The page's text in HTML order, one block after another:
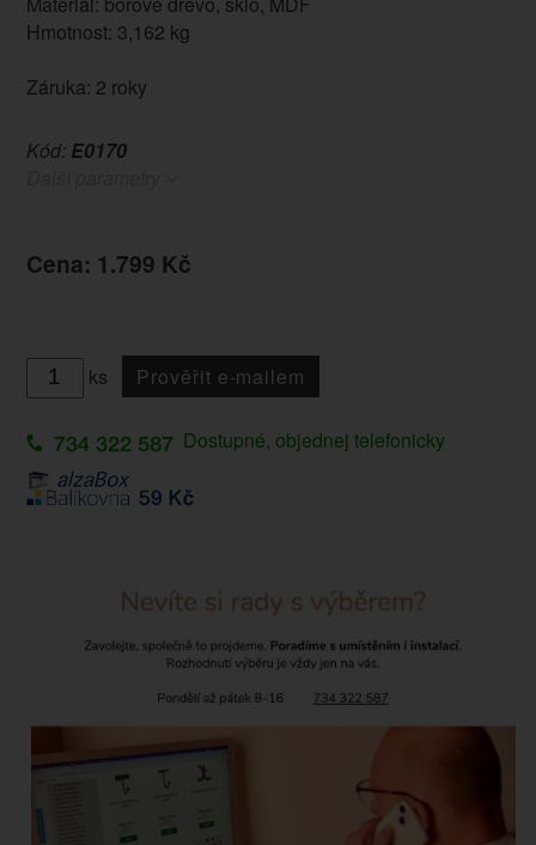
Hmotnost: 3,162 kg
Záruka: 2 roky
Kód: E0170
Cena: 1.799 Kč
ks Prověřit e-mailem
Dostupné, objednej telefonicky